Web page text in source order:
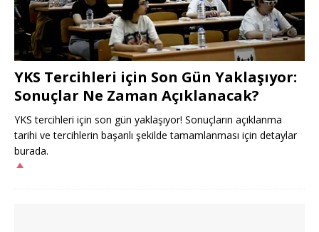
YKS Tercihleri için Son Gün Yaklaşıyor:
Sonuçlar Ne Zaman Açıklanacak?
YKS tercihleri için son gün yaklaşıyor! Sonuçların açıklanma
tarihi ve tercihlerin başarılı şekilde tamamlanması için detaylar
burada.